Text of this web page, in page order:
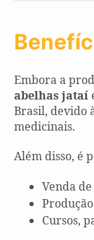
Embora a
abelhas jataí
Brasil, devido
medicinais.
Além disso, é
Venda
Cursos,